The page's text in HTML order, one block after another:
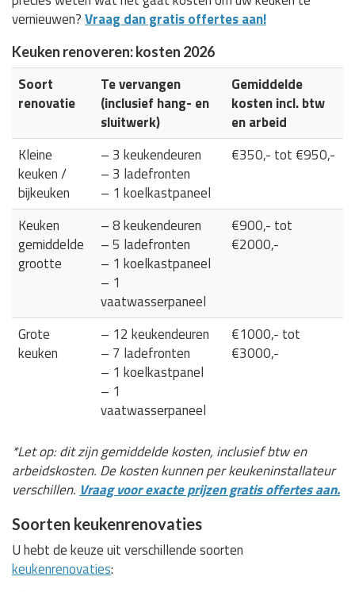
vernieuwen?Vraag dan gratis offertes aan!
Keuken renoveren: kosten 2026
Soort
renovatie
Te vervangen
(inclusief hang- en
sluitwerk)
Gemiddelde
kosten incl. btw
en arbeid
Kleine
keuken /
bijkeuken
– 3 keukendeuren
– 3 ladefronten
– 1 koelkastpaneel
€350,- tot €950,-
Keuken
gemiddelde
grootte
– 8 keukendeuren
– 5 ladefronten
– 1 koelkastpaneel
– 1
vaatwasserpaneel
€900,- tot
€2000,-
Grote
keuken
– 12 keukendeuren
– 7 ladefronten
– 1 koelkastpanel
– 1
vaatwasserpaneel
€1000,- tot
€3000,-
*Let op: dit zijn gemiddelde kosten, inclusief btw en
arbeidskosten. De kosten kunnen per keukeninstallateur
verschillen. Vraag voor exacte prijzen gratis offertes aan.
Soorten keukenrenovaties
U hebt de keuze uit verschillende soorten
keukenrenovaties: